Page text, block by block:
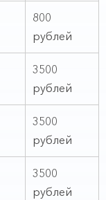
800
рублей
3500
рублей
3500
рублей
3500
рублей